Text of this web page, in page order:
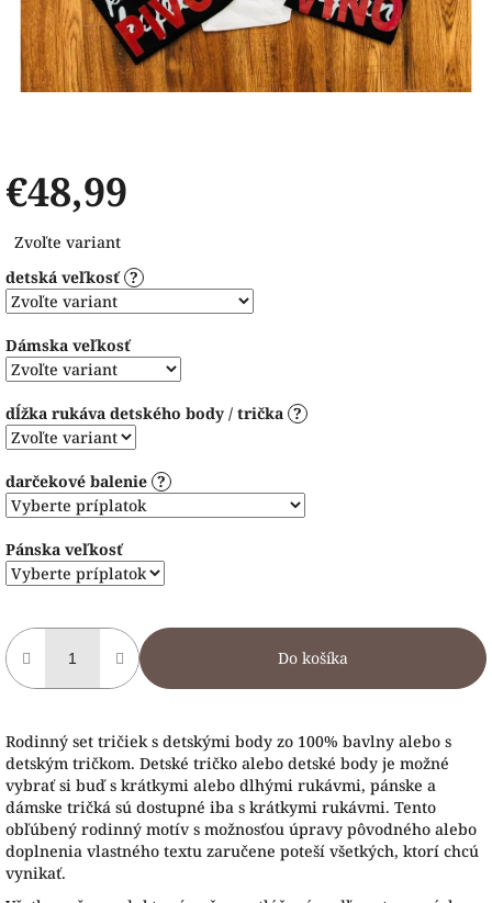
€48,99
cena:
Zvoľte variant
detská veľkosť ?
Dámska veľkosť
dĺžka rukáva detského body / trička ?
darčekové balenie ?
Pánska veľkosť
Do košíka
Rodinný set tričiek s detskými body zo 100% bavlny alebo s
detským tričkom. Detské tričko alebo detské body je možné
vybrať si buď s krátkymi alebo dlhými rukávmi, pánske a
dámske tričká sú dostupné iba s krátkymi rukávmi. Tento
obľúbený rodinný motív s možnosťou úpravy pôvodného alebo
doplnenia vlastného textu zaručene poteší všetkých, ktorí chcú
vynikať.